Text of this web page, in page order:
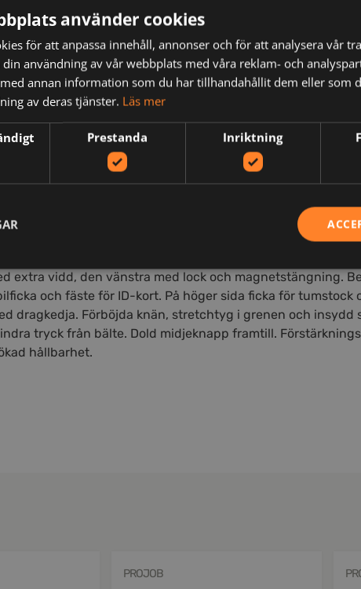
extra vidd, den vänstra med lock och magnetstängning.
och fäste för ID-kort. På höger sida ficka för tumstock
dragkedja. Förböjda knän, stretchtyg i grenen och
tryck från bälte. Dold midjeknapp framtill.
hållbarhet.
PROJOB
använder cookies
för att anpassa innehåll, annonser och för att analysera vår
användning av vår webbplats med våra reklam- och
annan information som du har tillhandahållit dem eller som
av deras tjänster. Läs mer
Prestanda Inriktning